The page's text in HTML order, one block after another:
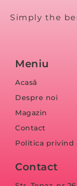
Simply the
Meniu
Acasă
Despre noi
Magazin
Contact
Politica privind
Contact